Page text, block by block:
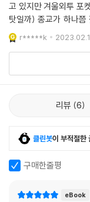
시간이었다. 모든 크리
람들을 극장에 데리고
영화 개봉에 맞춰 찰스
래식 세계문학 컬렉션
들에게 이야기하듯 만
어 있다. 한국 기독교
은 찰스 디킨스가
《선 오브 갓, 예수-예
들이 예수님의 삶과 가
려할 줄 아는 사람으로
스는 출판이 되는 것을
었다.
고 있지만 겨울외투 포
탓일까) 종교가 하나쯤
하다 아주 예전 누군가
구매하게 됐다.
r*****k
리뷰 6
클린봇이 부적절한
구매한줄평
eBook